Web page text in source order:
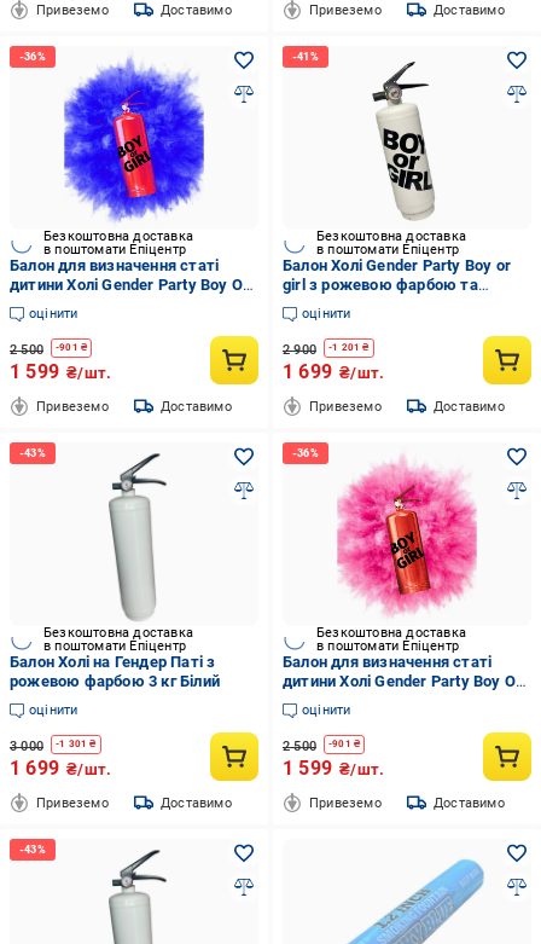
Привеземо Доставимо Привеземо Доставимо
Безкоштовна доставка
в поштомати Епіцентр
Балон для визначення статі
дитини Холі Gender Party Boy Or
Girl з блакитною фарбою з
наклейкою 3 кг Червоний
оцінити
2 500 -901 ₴
1 599 ₴/шт.
Привеземо Доставимо
Безкоштовна доставка
в поштомати Епіцентр
Балон Холі Gender Party Boy or
girl з рожевою фарбою та
чорною наліпкою 3 кг Білий
оцінити
2 900 -1 201 ₴
1 699 ₴/шт.
Привеземо Доставимо
Безкоштовна доставка
в поштомати Епіцентр
Балон Холі на Гендер Паті з
рожевою фарбою 3 кг Білий
оцінити
3 000 -1 301 ₴
1 699 ₴/шт.
Привеземо Доставимо
Безкоштовна доставка
в поштомати Епіцентр
Балон для визначення статі
дитини Холі Gender Party Boy Or
Girl з рожевою фарбою 3 кг
Червоний
оцінити
2 500 -901 ₴
1 599 ₴/шт.
Привеземо Доставимо